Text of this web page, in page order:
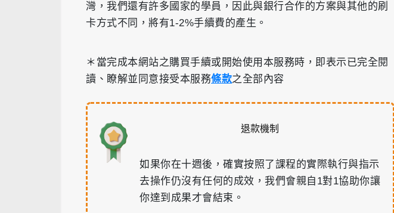
灣，我們還有許多國家的學員，因此與銀行合作的方案與其他的刷
卡方式不同，將有1-2%手續費的產生。
＊當完成本網站之購買手續或開始使用本服務時，即表示已完全閱
讀、瞭解並同意接受本服務條款之全部內容
退款機制
如果你在十週後，確實按照了課程的實際執行與指示
去操作仍沒有任何的成效，我們會親自1對1協助你讓
你達到成果才會結束。